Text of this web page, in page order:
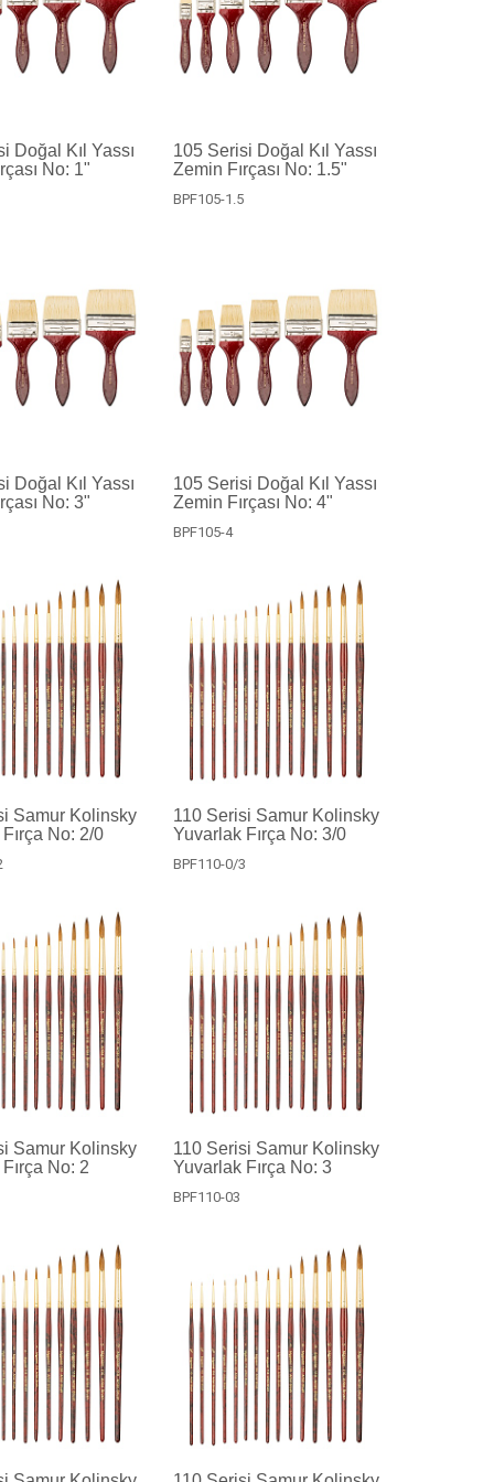
Doğal Kıl Yassı
No: 1"
105 Serisi Doğal Kıl Yassı
Zemin Fırçası No: 1.5"
BPF105-1.5
Doğal Kıl Yassı
No: 3"
105 Serisi Doğal Kıl Yassı
Zemin Fırçası No: 4"
BPF105-4
Samur Kolinsky
No: 2/0
110 Serisi Samur Kolinsky
Yuvarlak Fırça No: 3/0
BPF110-0/3
Samur Kolinsky
No: 2
110 Serisi Samur Kolinsky
Yuvarlak Fırça No: 3
BPF110-03